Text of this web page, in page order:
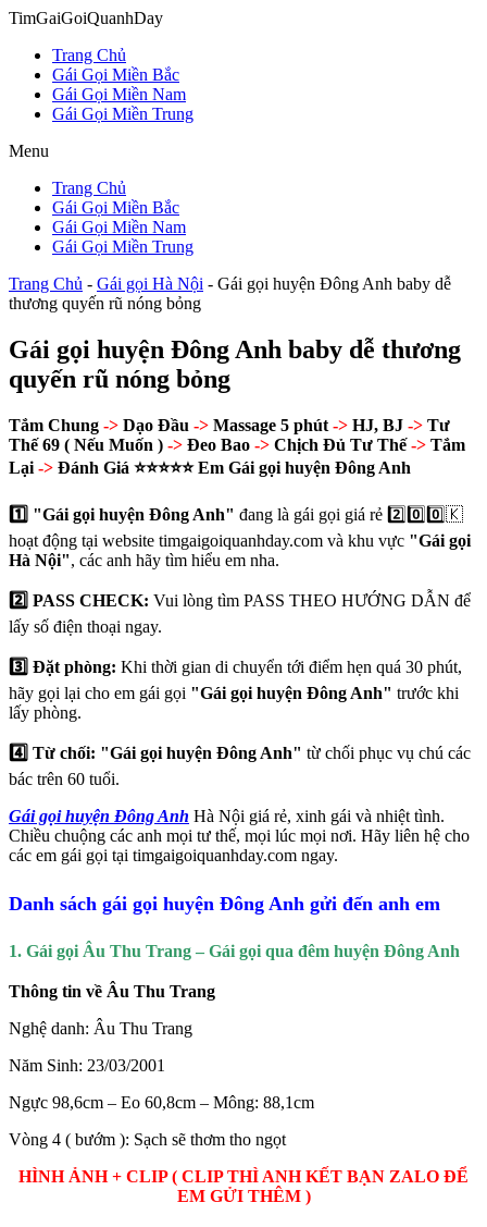
Chuyển
dung
TimGaiGoiQuanhDay
Trang Chủ
Gái Gọi Miền Bắc
Gái Gọi Miền Nam
Gái Gọi Miền Trung
Menu
Trang Chủ
Gái Gọi Miền Bắc
Gái Gọi Miền Nam
Gái Gọi Miền Trung
Trang Chủ - Gái gọi Hà Nội - Gái gọi huyện Đông Anh baby dễ
thương quyến rũ nóng bỏng
Gái gọi huyện Đông Anh baby dễ thương
quyến rũ nóng bỏng
Tắm Chung -> Dạo Đầu -> Massage 5 phút -> HJ, BJ -> Tư
Thế 69 ( Nếu Muốn ) -> Đeo Bao -> Chịch Đủ Tư Thế-> Tắm
Lại -> Đánh Giá ⭐⭐⭐⭐⭐ Em Gái gọi huyện Đông Anh
1️⃣ "Gái gọi huyện Đông Anh" đang là gái gọi giá rẻ 2️⃣0️⃣0️⃣🇰
hoạt động tại website timgaigoiquanhday.com và khu vực "Gái gọi
Hà Nội", các anh hãy tìm hiểu em nha.
2️⃣ PASS CHECK: Vui lòng tìm PASS THEO HƯỚNG DẪN để
lấy số điện thoại ngay.
3️⃣ Đặt phòng: Khi thời gian di chuyển tới điểm hẹn quá 30 phút,
hãy gọi lại cho em gái gọi "Gái gọi huyện Đông Anh" trước khi
lấy phòng.
4️⃣ Từ chối: "Gái gọi huyện Đông Anh" từ chối phục vụ chú các
bác trên 60 tuổi.
Gái gọi huyện Đông Anh Hà Nội giá rẻ, xinh gái và nhiệt tình.
Chiều chuộng các anh mọi tư thế, mọi lúc mọi nơi. Hãy liên hệ cho
các em gái gọi tại timgaigoiquanhday.com ngay.
Danh sách gái gọi huyện Đông Anh gửi đến anh em
1. Gái gọi Âu Thu Trang – Gái gọi qua đêm huyện Đông Anh
Thông tin về Âu Thu Trang
Nghệ danh: Âu Thu Trang
Năm Sinh: 23/03/2001
Ngực 98,6cm – Eo 60,8cm – Mông: 88,1cm
Vòng 4 ( bướm ): Sạch sẽ thơm tho ngọt
HÌNH ẢNH + CLIP ( CLIP THÌ ANH KẾT BẠN ZALO ĐỂ
EM GỬI THÊM )